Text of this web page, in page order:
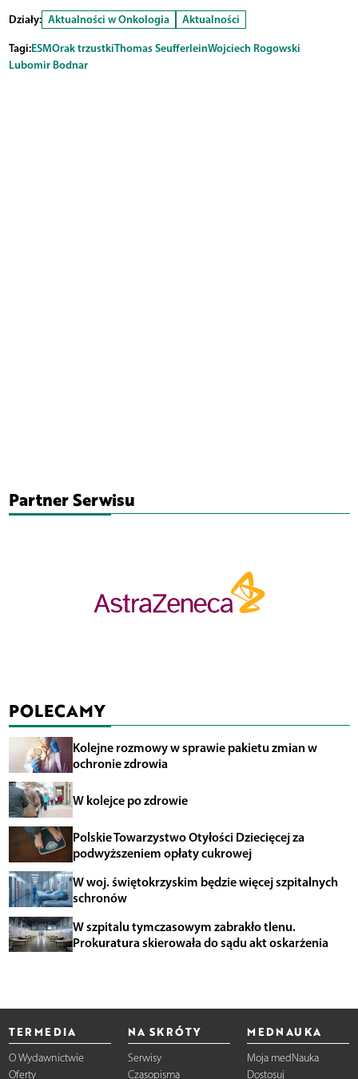
Działy: Aktualności w Onkologia
Aktualności
Tagi:ESMOrak trzustkiThomas SeufferleinWojciech Rogowski
Lubomir Bodnar
Partner Serwisu
POLECAMY
Kolejne rozmowy w sprawie pakietu zmian w
ochronie zdrowia
W kolejce po zdrowie
Polskie Towarzystwo Otyłości Dziecięcej za
podwyższeniem opłaty cukrowej
W woj. świętokrzyskim będzie więcej szpitalnych
schronów
W szpitalu tymczasowym zabrakło tlenu.
Prokuratura skierowała do sądu akt oskarżenia
TERMEDIA
O Wydawnictwie
Oferty
NA SKRÓTY
Serwisy
Czasopisma
MEDNAUKA
Moja medNauka
Dostosuj